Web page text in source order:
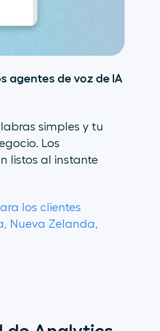
agentes de voz de IA
simples y tu
Los
listos al instante
los clientes
Nueva Zelanda,